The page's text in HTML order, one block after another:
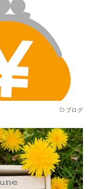
ブログ